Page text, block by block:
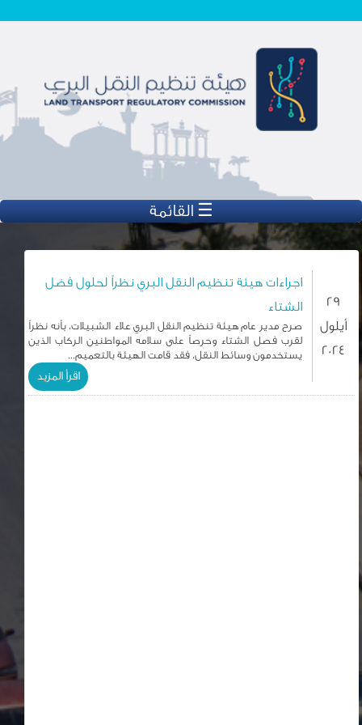
☰ القائمة
29
أيلول
2024
اجراءات هيئة تنظيم النقل البري نظراً لحلول فضل
الشتاء
صرح مدير عام هيئة تنظيم النقل البري علاء الشبيلات، بأنه نظراً
لقرب فصل الشتاء وحرصاً على سلامه المواطنين الركاب الذين
يستخدمون وسائط النقل، فقد قامت الهيئة بالتعميم...
اقرأ المزيد